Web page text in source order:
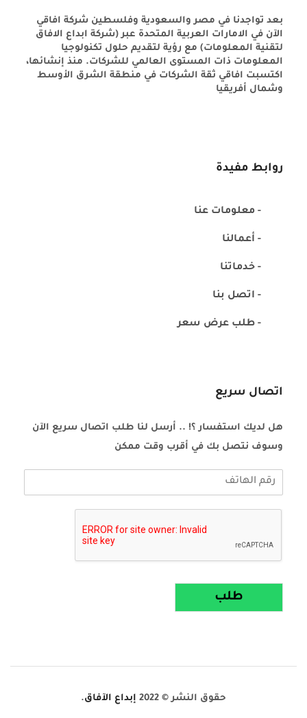
بعد تواجدنا في مصر والسعودية وفلسطين شركة افاقي
الآن في الامارات العربية المتحدة عبر (شركة ابداع الافاق
لتقنية المعلومات) مع رؤية لتقديم حلول تكنولوجيا
المعلومات ذات المستوى العالمي للشركات. منذ إنشائها،
اكتسبت افاقي ثقة الشركات في منطقة الشرق الأوسط
وشمال أفريقيا
روابط مفيدة
- معلومات عنا
- أعمالنا
- خدماتنا
- اتصل بنا
- طلب عرض سعر
اتصال سريع
هل لديك استفسار ؟! .. أرسل لنا طلب اتصال سريع الآن
وسوف نتصل بك في أقرب وقت ممكن
طلب
حقوق النشر © 2022 إبداع الآفاق.